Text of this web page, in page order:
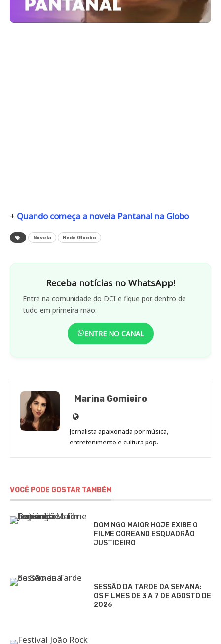
+ Quando começa a novela Pantanal na Globo
Novela Rede Gloobo
Receba notícias no WhatsApp!
Entre na comunidade do DCI e fique por dentro de
tudo em primeira mão.
ENTRE NO CANAL
Marina Gomieiro
Site
de
Marina
Jornalista apaixonada por música,
entretenimento e cultura pop.
VOCÊ PODE GOSTAR TAMBÉM
DOMINGO MAIOR HOJE EXIBE O
FILME COREANO ESQUADRÃO
JUSTICEIRO
SESSÃO DA TARDE DA SEMANA:
OS FILMES DE 3 A 7 DE AGOSTO DE
2026